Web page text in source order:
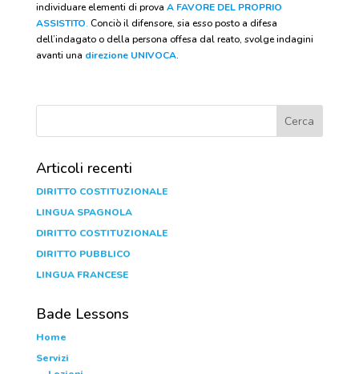
individuare elementi di prova A FAVORE DEL PROPRIO
ASSISTITO. Conciò il difensore, sia esso posto a difesa
dell’indagato o della persona offesa dal reato, svolge indagini
avanti una direzione UNIVOCA.
Articoli recenti
DIRITTO COSTITUZIONALE
LINGUA SPAGNOLA
DIRITTO COSTITUZIONALE
DIRITTO PUBBLICO
LINGUA FRANCESE
Bade Lessons
Home
Servizi